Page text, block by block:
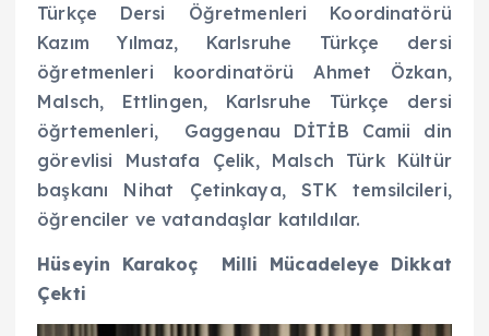
Türkçe Dersi Öğretmenleri Koordinatörü
Kazım Yılmaz, Karlsruhe Türkçe dersi
öğretmenleri koordinatörü Ahmet Özkan,
Malsch, Ettlingen, Karlsruhe Türkçe dersi
öğrtemenleri, Gaggenau DİTİB Camii din
görevlisi Mustafa Çelik, Malsch Türk Kültür
başkanı Nihat Çetinkaya, STK temsilcileri,
öğrenciler ve vatandaşlar katıldılar.
Hüseyin Karakoç Milli Mücadeleye Dikkat
Çekti